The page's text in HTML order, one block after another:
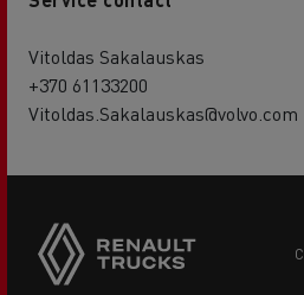
Vitoldas Sakalauskas
+370 61133200
Vitoldas.Sakalauskas@volvo.com